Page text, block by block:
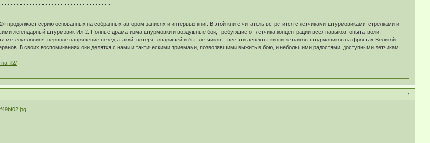
продолжает серию основанных на собранных автором записях и интервью книг. В этой книге читатель встретится с летчиками-штурмовиками, стрелками и
легендарный штурмовик Ил-2. Полные драматизма штурмовки и воздушные бои, требующие от летчика концентрации всех навыков, опыта, воли,
нервное напряжение перед атакой, потеря товарищей и быт летчиков – все эти аспекты жизни летчиков-штурмовиков на фронтах Великой
В своих воспоминаниях они делятся с нами и тактическими приемами, позволявшими выжить в бою, и небольшими радостями, доступными летчикам
7